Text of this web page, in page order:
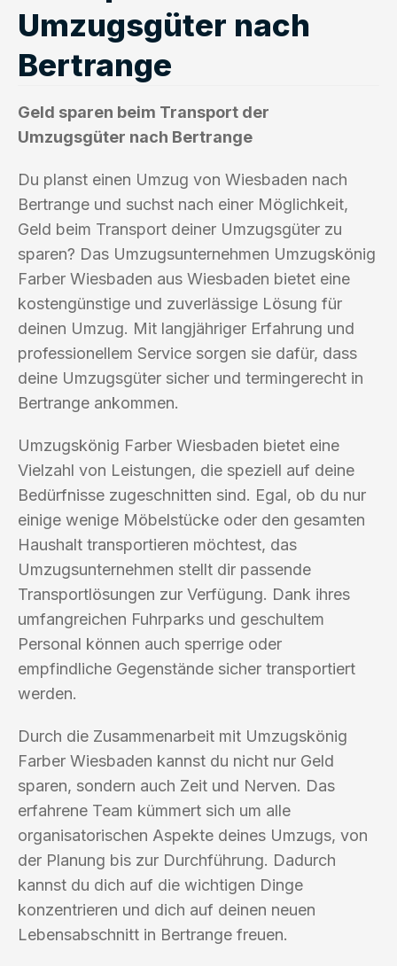
Umzugsgüter nach
Bertrange
Geld sparen beim Transport der
Umzugsgüter nach Bertrange
Du planst einen Umzug von Wiesbaden nach
Bertrange und suchst nach einer Möglichkeit,
Geld beim Transport deiner Umzugsgüter zu
sparen? Das Umzugsunternehmen Umzugskönig
Farber Wiesbaden aus Wiesbaden bietet eine
kostengünstige und zuverlässige Lösung für
deinen Umzug. Mit langjähriger Erfahrung und
professionellem Service sorgen sie dafür, dass
deine Umzugsgüter sicher und termingerecht in
Bertrange ankommen.
Umzugskönig Farber Wiesbaden bietet eine
Vielzahl von Leistungen, die speziell auf deine
Bedürfnisse zugeschnitten sind. Egal, ob du nur
einige wenige Möbelstücke oder den gesamten
Haushalt transportieren möchtest, das
Umzugsunternehmen stellt dir passende
Transportlösungen zur Verfügung. Dank ihres
umfangreichen Fuhrparks und geschultem
Personal können auch sperrige oder
empfindliche Gegenstände sicher transportiert
werden.
Durch die Zusammenarbeit mit Umzugskönig
Farber Wiesbaden kannst du nicht nur Geld
sparen, sondern auch Zeit und Nerven. Das
erfahrene Team kümmert sich um alle
organisatorischen Aspekte deines Umzugs, von
der Planung bis zur Durchführung. Dadurch
kannst du dich auf die wichtigen Dinge
konzentrieren und dich auf deinen neuen
Lebensabschnitt in Bertrange freuen.